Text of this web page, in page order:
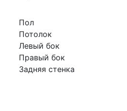
Пол
Потолок
Левый бок
Правый бок
Задняя стенка